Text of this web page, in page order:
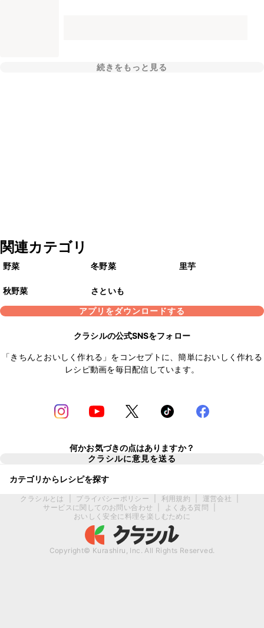
続きをもっと見る
関連カテゴリ
野菜 冬野菜 里芋
秋野菜
さといも
アプリをダウンロードする
クラシルの公式SNSをフォロー
「きちんとおいしく作れる」をコンセプトに、簡単においしく作れる
レシピ動画を毎日配信しています。
何かお気づきの点はありますか？
クラシルに意見を送る
カテゴリからレシピを探す
クラシルとは プライバシーポリシー 利用規約 運営会社
サービスに関してのお問い合わせ
よくある質問
おいしく安全に料理を楽しむために
Copyright© Kurashiru, Inc. All Rights Reserved.